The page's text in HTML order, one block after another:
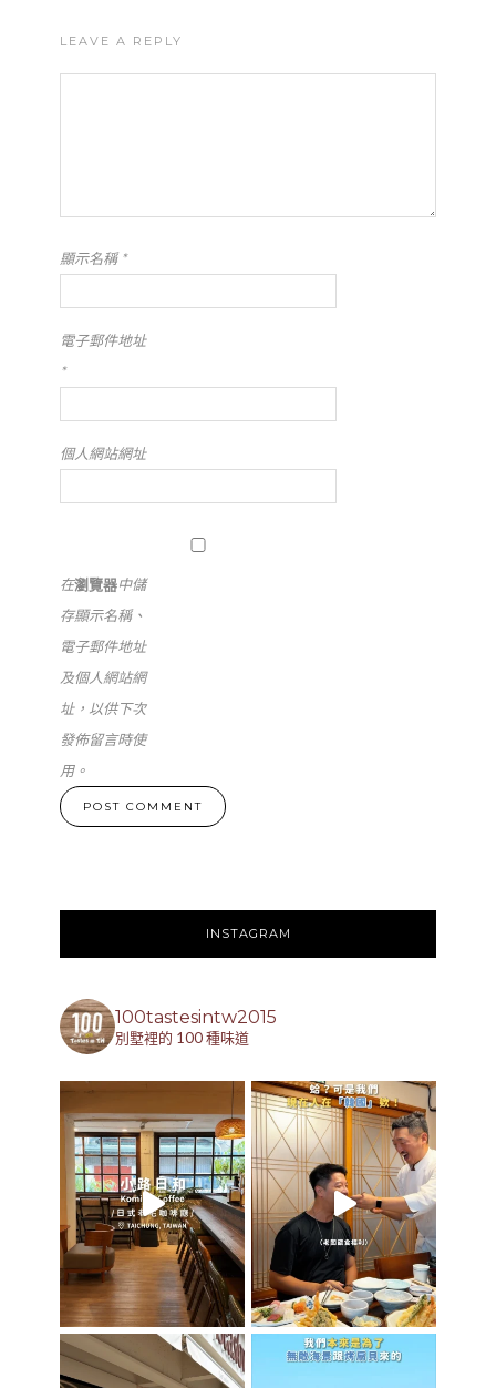
LEAVE A REPLY
顯示名稱*
電子郵件地址
*
個人網站網址
在瀏覽器中儲
存顯示名稱、
電子郵件地址
及個人網站網
址，以供下次
發佈留言時使
用。
INSTAGRAM
100tastesintw2015
別墅裡的 100 種味道